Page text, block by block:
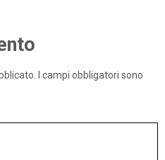
I campi obbligatori sono